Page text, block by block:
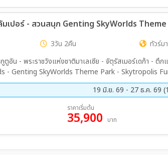
3วัน 2คืน
ทัวร์ม
ตูอัน - พระราชวังแห่งชาติมาเลเซีย - จัตุรัสเมอร์เดก้า - ตึ
- Genting SkyWorlds Theme Park - Skytropolis
19 มิ.ย. 69 - 27 ธ.ค. 69
21 ส.ค. 69 - 23 ส.ค. 69
. 69
11 ต.ค. 69 - 13 ต.ค. 69
22
ราคาเริ่มต้น
35,900 บาท